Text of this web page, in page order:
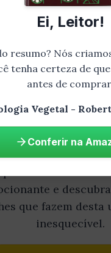
do resumo?
completo!
e
que fazem desta
inesquecível.
Ei, Leitor!
resumo? Nós
tenha certeza de
antes de
Vegetal -
Conferir na